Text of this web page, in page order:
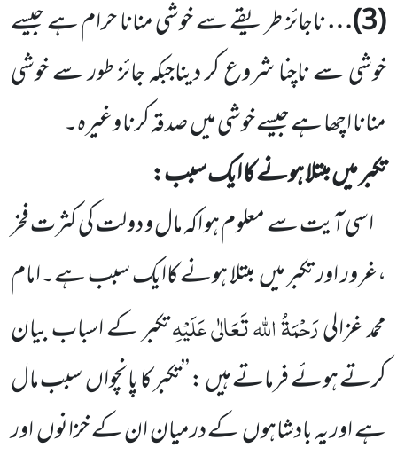
(
3
)…ناجائز طریقے سے خوشی منانا حرام ہے جیسے
خوشی سے ناچنا شروع کر دیناجبکہ جائز طور سے خوشی
منانا اچھا ہے جیسے خوشی میںصدقہ کرنا وغیرہ۔
تکبر میں مبتلا ہونے کا ایک سبب:
اسی آیت سے معلوم ہو اکہ مال و دولت کی کثرت فخر
،غرور اور تکبر میںمبتلا ہونے کاایک سبب ہے۔امام
محمد غزالیرَحْمَۃُ اللہ تَعَالٰی عَلَیْہِتکبر کے اسباب بیان
کرتے ہوئے فرماتے ہیں : ’’تکبر کا پانچواںسبب مال
ہے اور یہ بادشاہوںکے درمیان ان کے خزانوںاور